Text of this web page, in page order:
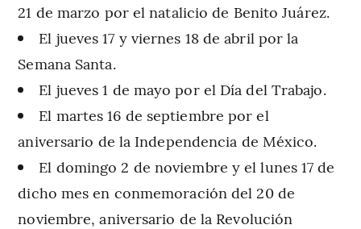
21 de marzo por el natalicio de Benito Juárez.
El jueves 17 y viernes 18 de abril por la
Semana Santa.
El jueves 1 de mayo por el Día del Trabajo.
El martes 16 de septiembre por el
aniversario de la Independencia de México.
El domingo 2 de noviembre y el lunes 17 de
dicho mes en conmemoración del 20 de
noviembre, aniversario de la Revolución